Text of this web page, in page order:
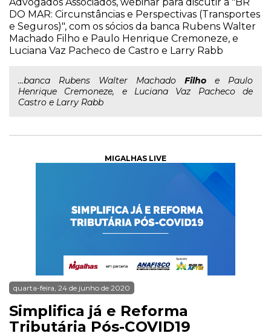
DO MAR: Circunstâncias e Perspectivas (Transportes
e Seguros)", com os sócios da banca Rubens Walter
Machado Filho e Paulo Henrique Cremoneze, e
Luciana Vaz Pacheco de Castro e Larry Rabb
...banca Rubens Walter Machado Filho e Paulo
Henrique Cremoneze, e Luciana Vaz Pacheco de
Castro e Larry Rabb
MIGALHAS LIVE
quarta-feira, 24 de junho de 2020
Simplifica já e Reforma
Tributária Pós-COVID19